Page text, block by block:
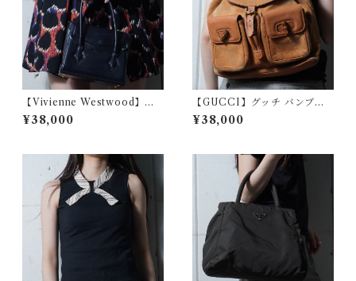
【Vivienne Westwood】ヴ
ィヴィアンウエストウッド オ
ーブロゴスカラップカットフ
¥38,000
【GUCCI】グッチ バンブー
スエードバックパック camel
¥38,000